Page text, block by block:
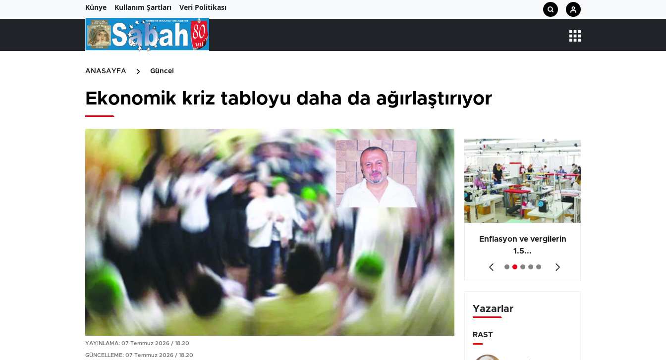
Künye Kullanım Şartları Veri Politikası
ANASAYFA Güncel
Ekonomik kriz tabloyu daha da ağırlaştırıyor
YAYINLAMA: 07 Temmuz 2026 / 18.20
GÜNCELLEME: 07 Temmuz 2026 / 18.20
Birçok uyku hastalığının
tan...
En ucuz sigara 120 TL, en
pa...
Enflasyon ve vergilerin
1.5...
Yazarlar
RAST